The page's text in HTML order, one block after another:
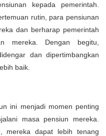
kepada pemerintah.
rutin, para pensiunan
dan berharap pemerintah
mereka. Dengan begitu,
dan dipertimbangkan
baik.
ini menjadi momen penting
masa pensiun mereka.
mereka dapat lebih tenang